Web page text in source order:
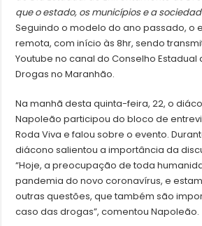
que o estado, os municípios e a
Seguindo o modelo do ano passado, o
remota, com início às 8hr, sendo
Youtube no canal do Conselho Estadual
Drogas no Maranhão.
Na manhã desta quinta-feira, 22, o
Napoleão participou do bloco de
Roda Viva e falou sobre o evento.
diácono salientou a importância da
“Hoje, a preocupação de toda
pandemia do novo coronavírus, e
outras questões, que também são
caso das drogas”, comentou Napoleão.